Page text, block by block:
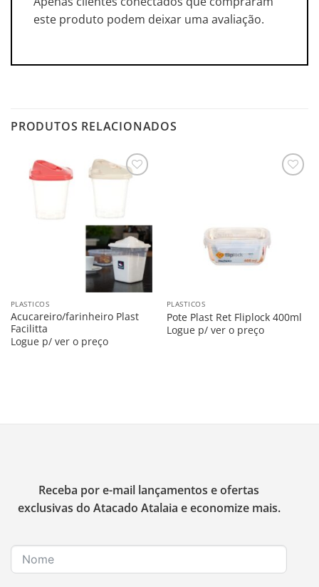
este produto podem deixar uma avaliação.
PRODUTOS RELACIONADOS
PLASTICOS
Acucareiro/farinheiro Plast
Facilitta
Logue p/ ver o preço
PLASTICOS
Pote Plast Ret Fliplock 400ml
Logue p/ ver o preço
Receba por e-mail lançamentos e ofertas
exclusivas do Atacado Atalaia e economize mais.